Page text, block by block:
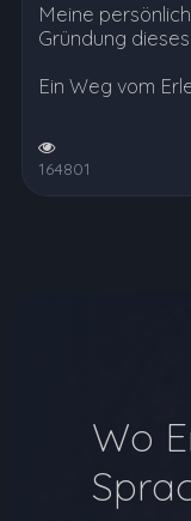
Meine
Gründung
Ein Weg vom
164801
Wo